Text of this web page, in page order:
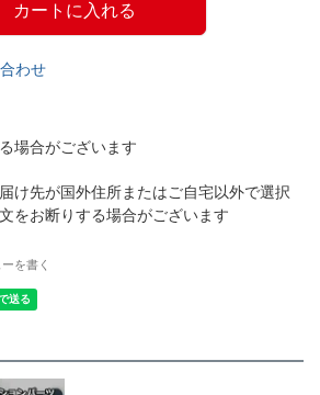
カートに入れる
わせ
場合がございます
け先が国外住所またはご自宅以外で選択
をお断りする場合がございます
を書く